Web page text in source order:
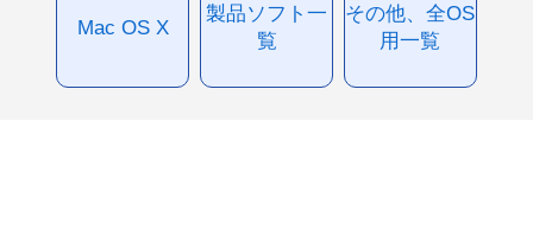
Mac OS X
製品ソフト一
覧
その他、全OS
用一覧